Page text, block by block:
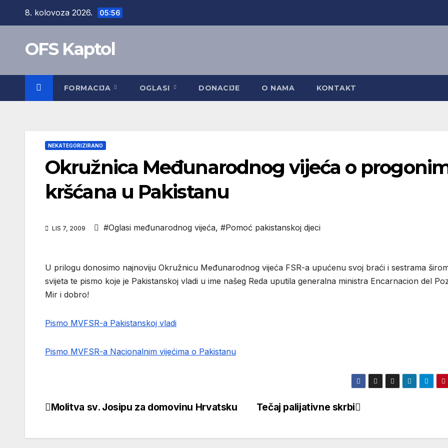
8. kolovoza 2026. 05:56
OFS Kaptol
FORMACIJA OGLASI DONACIJE O NAMA KONTAKT
NEKATEGORIZIRANO
Okružnica Međunarodnog vijeća o
kršćana u Pakistanu
LIS 7, 2009 #Oglasi međunarodnog vijeća, #Pomoć pakistanskoj djeci
U prilogu donosimo najnoviju Okružnicu Međunarodnog vijeća FSR-a upućenu svoj braći i sestrama
svijeta te pismo koje je Pakistanskoj vladi u ime našeg Reda uputila generalna ministra Encarnacion del
Mir i dobro!
Pismo MVFSR-a Pakistanskoj vladi
Pismo MVFSR-a Nacionalnim vijećima o Pakistanu
Navigacija
Tečaj palijativne skrbi
Molitva sv. Josipu za domovinu Hrvatsku